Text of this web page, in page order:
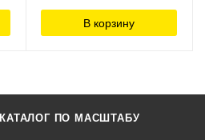
В корзину
КАТАЛОГ ПО МАСШТАБУ